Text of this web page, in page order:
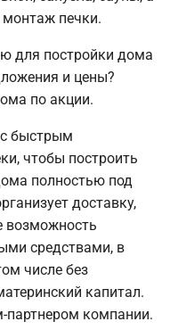
печки.
для постройки дома
и цены?
по акции.
быстрым
чтобы построить
полностью под
доставку,
возможность
средствами, в
числе без
капитал.
партнером компании.